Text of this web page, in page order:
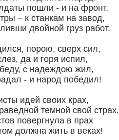
пошли - и на фронт,
– к станкам на завод,
двойной груз работ.
порою, сверх сил,
да и горя испил,
с надеждою жил,
- и народ победил!
идей своих крах,
темной свой страх,
повергнула в прах
должна жить в веках!